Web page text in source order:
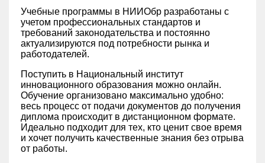
Учебные программы в НИИОбр разработаны с
учетом профессиональных стандартов и
требований законодательства и постоянно
актуализируются под потребности рынка и
работодателей.
Поступить в Национальный институт
инновационного образования можно онлайн.
Обучение организовано максимально удобно:
весь процесс от подачи документов до получения
диплома происходит в дистанционном формате.
Идеально подходит для тех, кто ценит свое время
и хочет получить качественные знания без отрыва
от работы.